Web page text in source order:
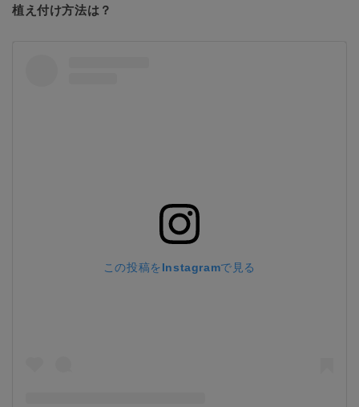
植え付け方法は？
この投稿をInstagramで見る